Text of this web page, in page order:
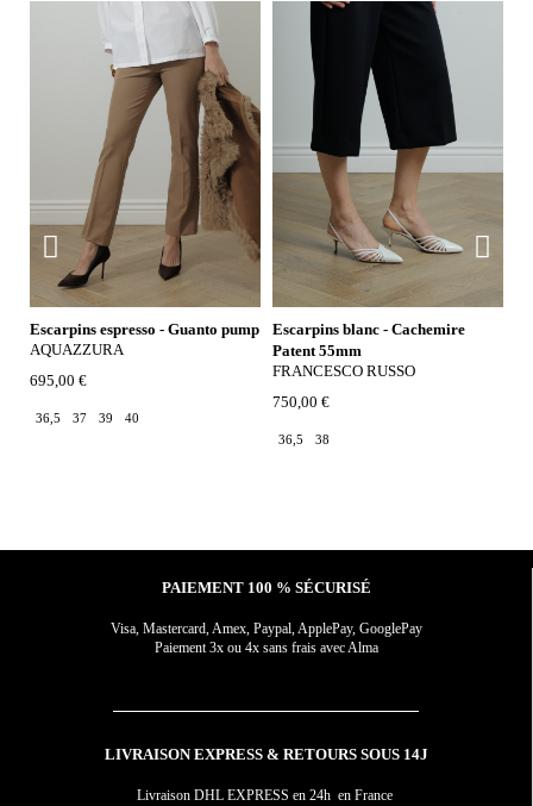
Escarpins espresso - Guanto pump
AQUAZZURA
695,00 €
36,5 37 39 40
Escarpins blanc - Cachemire
Patent 55mm
FRANCESCO RUSSO
750,00 €
36,5 38
PAIEMENT 100 % SÉCURISÉ
Visa, Mastercard, Amex, Paypal, ApplePay, GooglePay
Paiement 3x ou 4x sans frais avec Alma
LIVRAISON EXPRESS & RETOURS SOUS 14J
Livraison DHL EXPRESS en 24h en France